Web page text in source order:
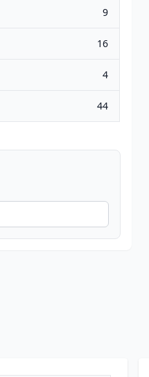
9
16
4
44